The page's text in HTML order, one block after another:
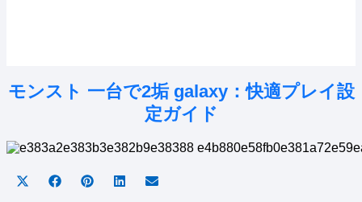
モンスト 一台で2垢 galaxy：快適プレイ設
定ガイド
Share Share Share
Share